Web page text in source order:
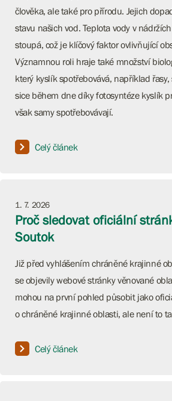
člověka, ale také pro přírodu. Jejich
stavu našich vod. Teplota vody v
stoupá, což je klíčový faktor ovlivňující
Významnou roli hraje také množství
který kyslík spotřebovává, například
sice během dne díky fotosyntéze kyslík
však samy spotřebovávají.
Celý článek
1. 7. 2026
Proč sledovat oficiální
Soutok
Již před vyhlášením chráněné krajinné
se objevily webové stránky věnované
mohou na první pohled působit jako
o chráněné krajinné oblasti, ale není to
Celý článek